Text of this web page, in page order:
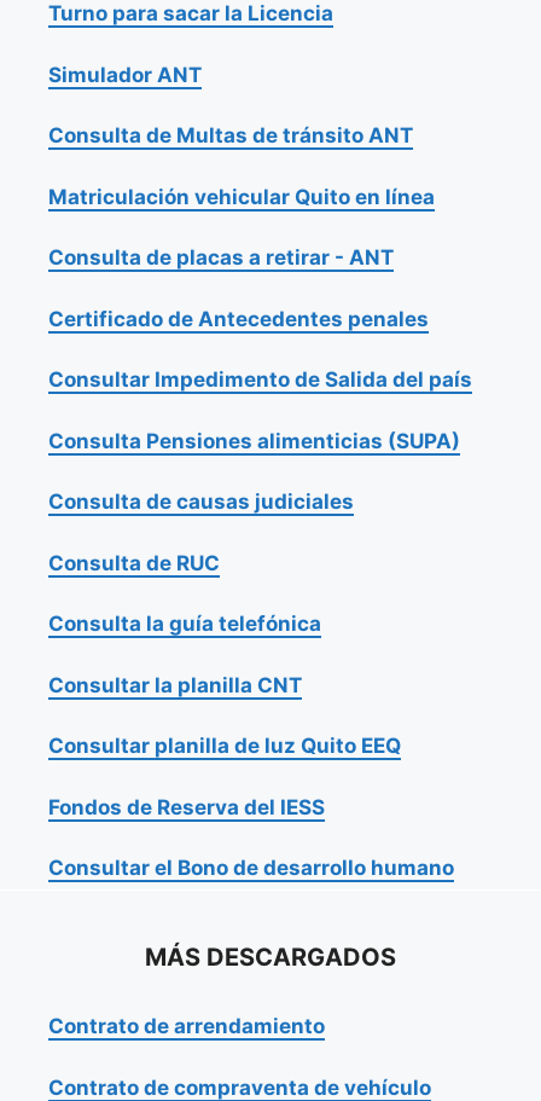
Turno para sacar la Licencia
Simulador ANT
Consulta de Multas de tránsito ANT
Matriculación vehicular Quito en línea
Consulta de placas a retirar - ANT
Certificado de Antecedentes penales
Consultar Impedimento de Salida del país
Consulta Pensiones alimenticias (SUPA)
Consulta de causas judiciales
Consulta de RUC
Consulta la guía telefónica
Consultar la planilla CNT
Consultar planilla de luz Quito EEQ
Fondos de Reserva del IESS
Consultar el Bono de desarrollo humano
MÁS DESCARGADOS
Contrato de arrendamiento
Contrato de compraventa de vehículo